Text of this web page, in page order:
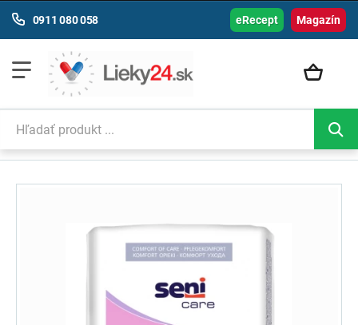
Magazín
0911 080 058 eRecept